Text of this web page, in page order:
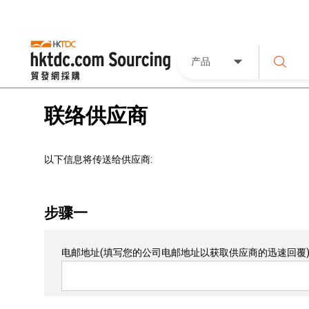
产品
联络供应商
以下信息将传送给供应商:
步骤一
电邮地址(填写您的公司电邮地址以获取供应商的迅速回覆)